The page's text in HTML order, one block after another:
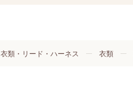
衣類・リード・ハーネス 衣類